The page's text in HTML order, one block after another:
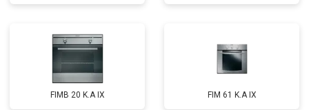
FIMB 20 K.A IX FIM 61 K.A IX